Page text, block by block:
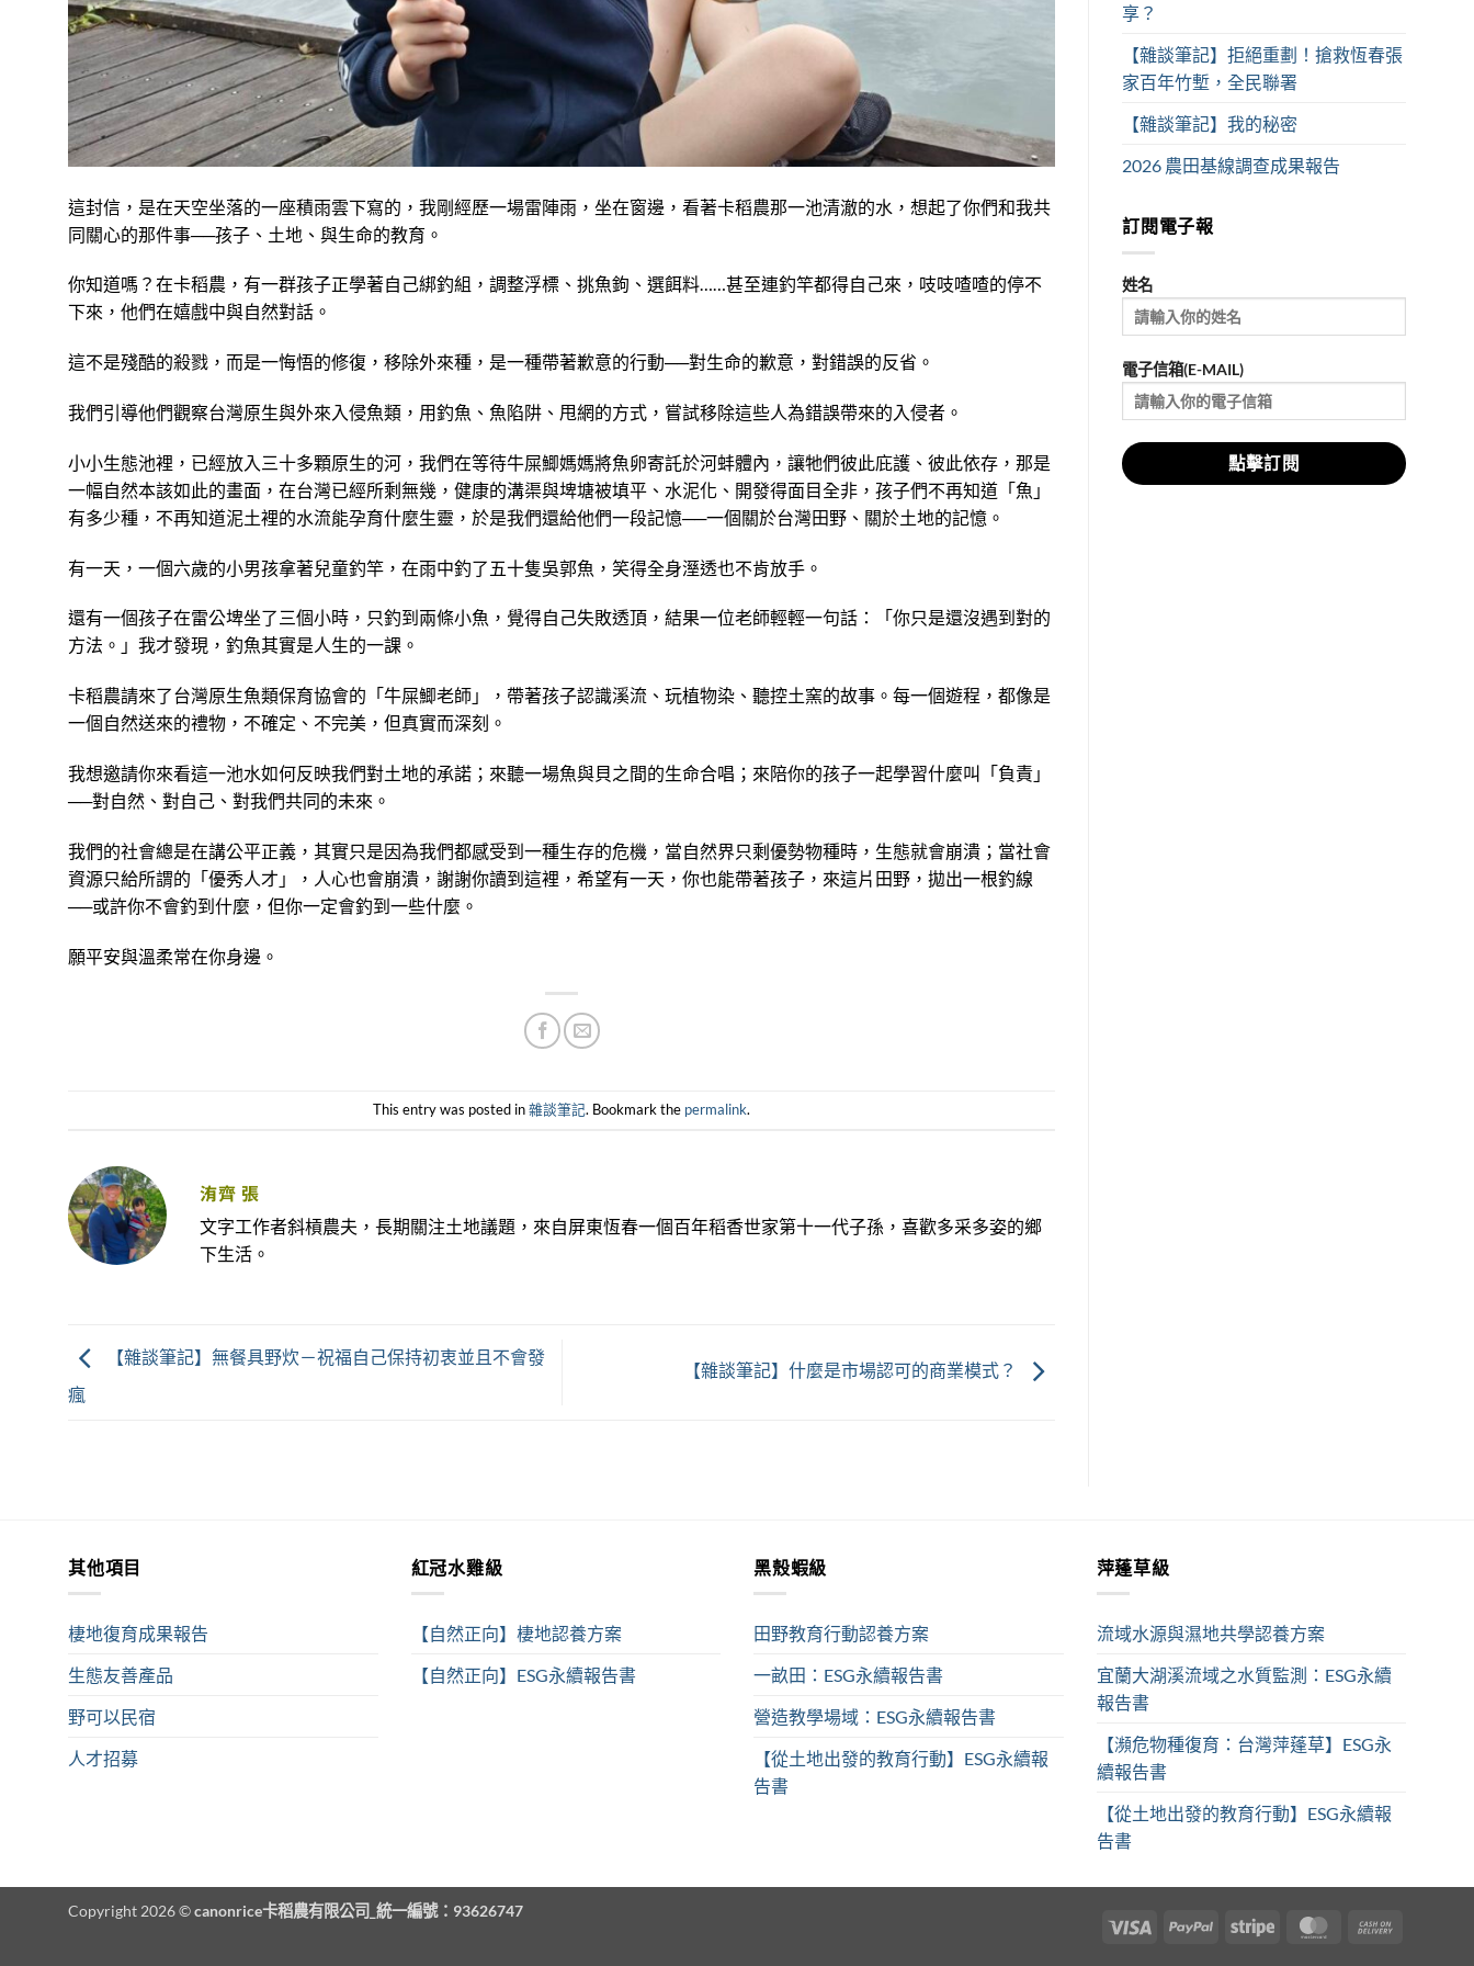
這封信，是在天空坐落的一座積雨雲下寫的，我剛經歷一場雷陣雨，坐在窗邊，看著卡稻農那一池清澈的水，想起了你們和我共
同關心的那件事──孩子、土地、與生命的教育。
你知道嗎？在卡稻農，有一群孩子正學著自己綁釣組，調整浮標、挑魚鉤、選餌料……甚至連釣竿都得自己來，吱吱喳喳的停不
下來，他們在嬉戲中與自然對話。
這不是殘酷的殺戮，而是一悔悟的修復，移除外來種，是一種帶著歉意的行動──對生命的歉意，對錯誤的反省。
我們引導他們觀察台灣原生與外來入侵魚類，用釣魚、魚陷阱、甩網的方式，嘗試移除這些人為錯誤帶來的入侵者。
小小生態池裡，已經放入三十多顆原生的河，我們在等待牛屎鯽媽媽將魚卵寄託於河蚌體內，讓牠們彼此庇護、彼此依存，那是
一幅自然本該如此的畫面，在台灣已經所剩無幾，健康的溝渠與埤塘被填平、水泥化、開發得面目全非，孩子們不再知道「魚」
有多少種，不再知道泥土裡的水流能孕育什麼生靈，於是我們還給他們一段記憶──一個關於台灣田野、關於土地的記憶。
有一天，一個六歲的小男孩拿著兒童釣竿，在雨中釣了五十隻吳郭魚，笑得全身溼透也不肯放手。
還有一個孩子在雷公埤坐了三個小時，只釣到兩條小魚，覺得自己失敗透頂，結果一位老師輕輕一句話：「你只是還沒遇到對的
方法。」我才發現，釣魚其實是人生的一課。
卡稻農請來了台灣原生魚類保育協會的「牛屎鯽老師」，帶著孩子認識溪流、玩植物染、聽控土窯的故事。每一個遊程，都像是
一個自然送來的禮物，不確定、不完美，但真實而深刻。
我想邀請你來看這一池水如何反映我們對土地的承諾；來聽一場魚與貝之間的生命合唱；來陪你的孩子一起學習什麼叫「負責」
──對自然、對自己、對我們共同的未來。
我們的社會總是在講公平正義，其實只是因為我們都感受到一種生存的危機，當自然界只剩優勢物種時，生態就會崩潰；當社會
資源只給所謂的「優秀人才」，人心也會崩潰，謝謝你讀到這裡，希望有一天，你也能帶著孩子，來這片田野，拋出一根釣線
──或許你不會釣到什麼，但你一定會釣到一些什麼。
願平安與溫柔常在你身邊。
This entry was posted in雜談筆記. Bookmark the permalink.
洧齊 張
文字工作者斜槓農夫，長期關注土地議題，來自屏東恆春一個百年稻香世家第十一代子孫，喜歡多采多姿的鄉
下生活。
【雜談筆記】無餐具野炊－祝福自己保持初衷並且不會發
瘋
【雜談筆記】什麼是市場認可的商業模式？
享？
【雜談筆記】拒絕重劃！搶救恆春張
家百年竹塹，全民聯署
【雜談筆記】我的秘密
2026 農田基線調查成果報告
訂閱電子報
姓名
電子信箱(E-MAIL)
其他項目
棲地復育成果報告
生態友善產品
野可以民宿
人才招募
紅冠水雞級
【自然正向】棲地認養方案
【自然正向】ESG永續報告書
黑殼蝦級
田野教育行動認養方案
一畝田：ESG永續報告書
營造教學場域：ESG永續報告書
【從土地出發的教育行動】ESG永續報
告書
萍蓬草級
流域水源與濕地共學認養方案
宜蘭大湖溪流域之水質監測：ESG永續
報告書
【瀕危物種復育：台灣萍蓬草】ESG永
續報告書
【從土地出發的教育行動】ESG永續報
告書
Visa PayPal Stripe MasterCard
Copyright 2026 ©canonrice卡稻農有限公司_統一編號：93626747